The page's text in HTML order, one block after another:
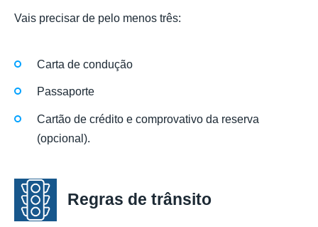
Vais precisar de pelo menos três:
Carta de condução
Passaporte
Cartão de crédito e comprovativo da reserva
(opcional).
Regras de trânsito